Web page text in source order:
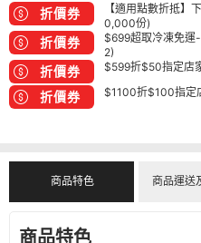
折價券
【適用點數折抵
0,000份)
折價券
$699超取冷凍免
2)
折價券 $599折$50指定店
折價券 $1100折$100指定
商品特色 商品運送
商品特色